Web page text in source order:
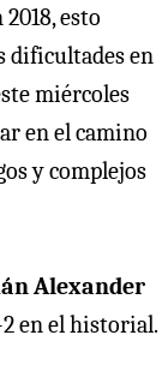
esto
dificultades en
miércoles
en el camino
y complejos
Alexander
en el historial.